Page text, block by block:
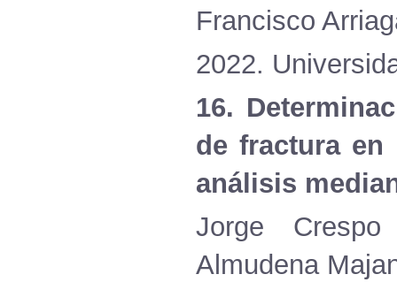
Francisco
2022.
16.
de fractura en
análisis
Jorge
Almudena